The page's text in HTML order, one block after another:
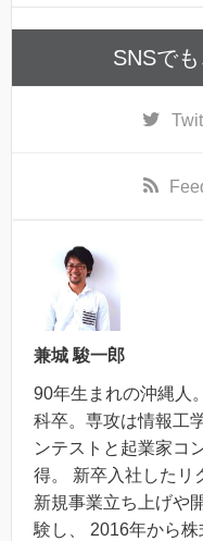
SNSで
兼城 駿一郎
90年生まれの沖縄人
科卒。専攻は情報工
ンテストと起業家コ
得。 新卒入社したリ
新規事業立ち上げや
験し、 2016年から